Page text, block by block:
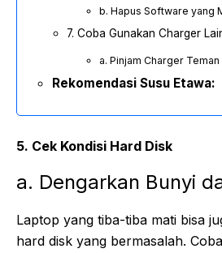
b. Hapus Software yang
7. Coba Gunakan Charger
a. Pinjam Charger Teman
Rekomendasi Susu Etawa:
5. Cek Kondisi Hard Disk
a. Dengarkan Bunyi
Laptop yang tiba-tiba mati bisa
hard disk yang bermasalah.